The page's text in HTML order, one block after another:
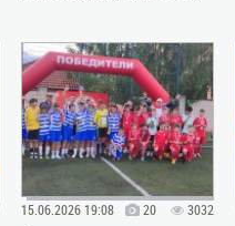
15.06.2026 19:08 20 3032